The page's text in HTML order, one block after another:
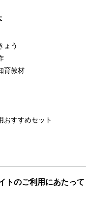
ょう
育教材
おすすめセット
トのご利用にあたって